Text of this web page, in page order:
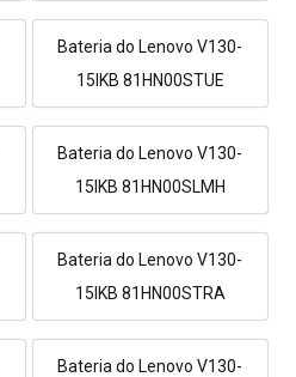
Bateria do Lenovo V130-
15IKB 81HN00STUE
Bateria do Lenovo V130-
15IKB 81HN00SLMH
Bateria do Lenovo V130-
15IKB 81HN00STRA
Bateria do Lenovo V130-